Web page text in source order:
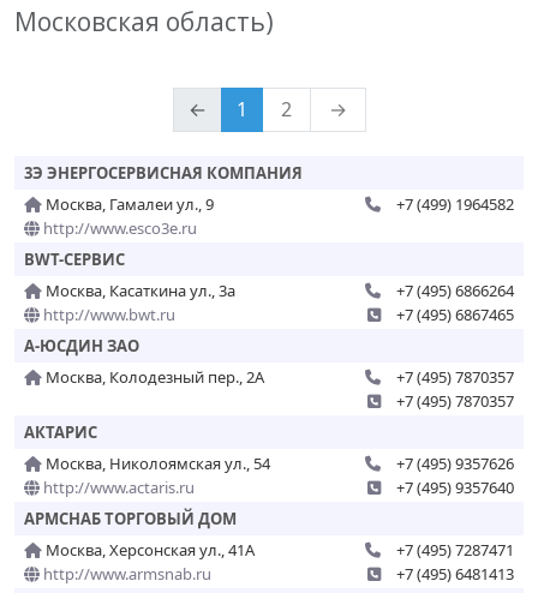
Московская область)
← 1 2 →
3Э ЭНЕРГОСЕРВИСНАЯ КОМПАНИЯ
Москва, Гамалеи ул., 9
http://www.esco3e.ru
+7 (499) 1964582
BWT-СЕРВИС
Москва, Касаткина ул., 3а
http://www.bwt.ru
+7 (495) 6866264
+7 (495) 6867465
А-ЮСДИН ЗАО
Москва, Колодезный пер., 2А
+7 (495) 7870357
+7 (495) 7870357
АКТАРИС
Москва, Николоямская ул., 54
http://www.actaris.ru
+7 (495) 9357626
+7 (495) 9357640
АРМСНАБ ТОРГОВЫЙ ДОМ
Москва, Херсонская ул., 41А
http://www.armsnab.ru
+7 (495) 7287471
+7 (495) 6481413